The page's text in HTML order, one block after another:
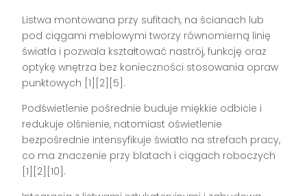
Listwa montowana przy sufitach, na ścianach lub
pod ciągami meblowymi tworzy równomierną linię
światła i pozwala kształtować nastrój, funkcję oraz
optykę wnętrza bez konieczności stosowania opraw
punktowych [1][2][5].
Podświetlenie pośrednie buduje miękkie odbicie i
redukuje olśnienie, natomiast oświetlenie
bezpośrednie intensyfikuje światło na strefach pracy,
co ma znaczenie przy blatach i ciągach roboczych
[1][2][10].